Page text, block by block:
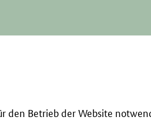
den Betrieb der Website